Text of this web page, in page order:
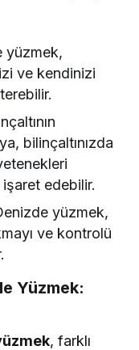
yüzmek,
ve kendinizi
bilinçaltınızda
edebilir.
yüzmek,
ve kontrolü
Yüzmek:
, farklı